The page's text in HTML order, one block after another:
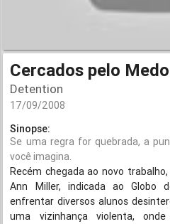
Cercados pelo Medo
Detention
17/09/2008
Sinopse:
Se uma regra for quebrada, a
você imagina.
Recém chegada ao novo
Ann Miller, indicada ao Globo
enfrentar diversos alunos
uma vizinhança violenta,